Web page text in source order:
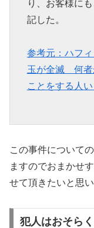
り、お客様に
記した。
参考元：ハフ
玉が全滅 何者
ことをする人い
この事件について
ますのでおまかせ
せて頂きたいと思い
犯人はおそら